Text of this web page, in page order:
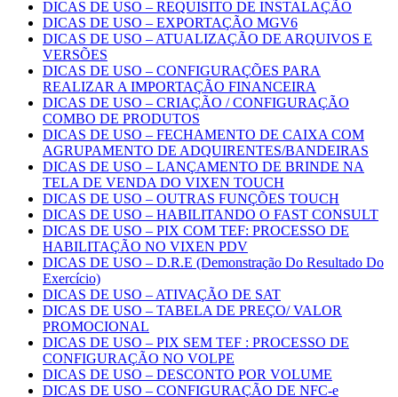
DICAS DE USO – REQUISITO DE INSTALAÇÃO
DICAS DE USO – EXPORTAÇÃO MGV6
DICAS DE USO – ATUALIZAÇÃO DE ARQUIVOS E
VERSÕES
DICAS DE USO – CONFIGURAÇÕES PARA
REALIZAR A IMPORTAÇÃO FINANCEIRA
DICAS DE USO – CRIAÇÃO / CONFIGURAÇÃO
COMBO DE PRODUTOS
DICAS DE USO – FECHAMENTO DE CAIXA COM
AGRUPAMENTO DE ADQUIRENTES/BANDEIRAS
DICAS DE USO – LANÇAMENTO DE BRINDE NA
TELA DE VENDA DO VIXEN TOUCH
DICAS DE USO – OUTRAS FUNÇÕES TOUCH
DICAS DE USO – HABILITANDO O FAST CONSULT
DICAS DE USO – PIX COM TEF: PROCESSO DE
HABILITAÇÃO NO VIXEN PDV
DICAS DE USO – D.R.E (Demonstração Do Resultado Do
Exercício)
DICAS DE USO – ATIVAÇÃO DE SAT
DICAS DE USO – TABELA DE PREÇO/ VALOR
PROMOCIONAL
DICAS DE USO – PIX SEM TEF : PROCESSO DE
CONFIGURAÇÃO NO VOLPE
DICAS DE USO – DESCONTO POR VOLUME
DICAS DE USO – CONFIGURAÇÃO DE NFC-e